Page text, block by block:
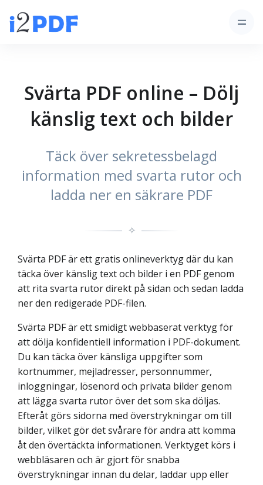
Svärta PDF online – Dölj
känslig text och bilder
Täck över sekretessbelagd
information med svarta rutor och
ladda ner en säkrare PDF
✧
Svärta PDF är ett gratis onlineverktyg där du kan
täcka över känslig text och bilder i en PDF genom
att rita svarta rutor direkt på sidan och sedan ladda
ner den redigerade PDF-filen.
Svärta PDF är ett smidigt webbaserat verktyg för
att dölja konfidentiell information i PDF-dokument.
Du kan täcka över känsliga uppgifter som
kortnummer, mejladresser, personnummer,
inloggningar, lösenord och privata bilder genom
att lägga svarta rutor över det som ska döljas.
Efteråt görs sidorna med överstrykningar om till
bilder, vilket gör det svårare för andra att komma
åt den övertäckta informationen. Verktyget körs i
webbläsaren och är gjort för snabba
överstrykningar innan du delar, laddar upp eller